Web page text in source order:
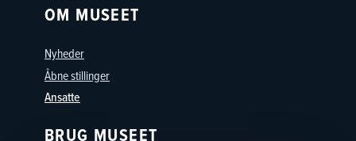
OM MUSEET
Nyheder
Åbne stillinger
Ansatte
BRUG MUSEET